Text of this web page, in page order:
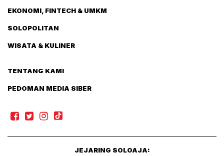
EKONOMI, FINTECH & UMKM
SOLOPOLITAN
WISATA & KULINER
TENTANG KAMI
PEDOMAN MEDIA SIBER
JEJARING SOLOAJA: